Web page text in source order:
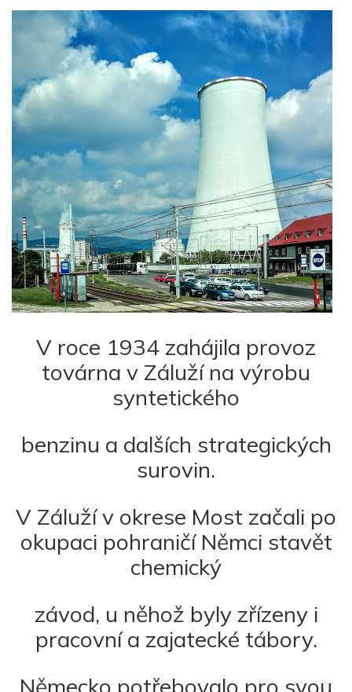
V roce 1934 zahájila provoz
továrna v Záluží na výrobu
syntetického
benzinu a dalších strategických
surovin.
V Záluží v okrese Most začali po
okupaci pohraničí Němci stavět
chemický
závod, u něhož byly zřízeny i
pracovní a zajatecké tábory.
Německo potřebovalo pro svou